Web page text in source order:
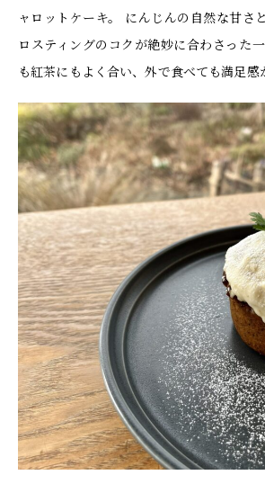
ャロットケーキ。 にんじんの自然な甘さ
ロスティングのコクが絶妙に合わさった
も紅茶にもよく合い、外で食べても満足感